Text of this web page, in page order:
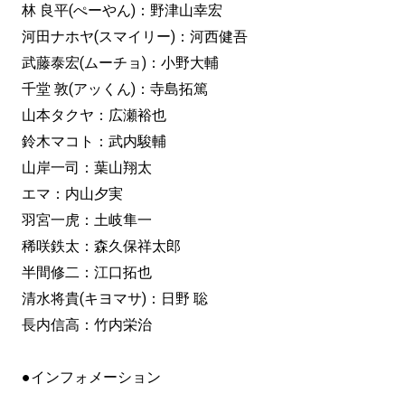
林 良平(ぺーやん)：野津山幸宏
河田ナホヤ(スマイリー)：河西健吾
武藤泰宏(ムーチョ)：小野大輔
千堂 敦(アッくん)：寺島拓篤
山本タクヤ：広瀬裕也
鈴木マコト：武内駿輔
山岸一司：葉山翔太
エマ：内山夕実
羽宮一虎：土岐隼一
稀咲鉄太：森久保祥太郎
半間修二：江口拓也
清水将貴(キヨマサ)：日野 聡
長内信高：竹内栄治
●インフォメーション